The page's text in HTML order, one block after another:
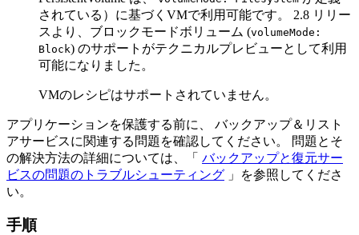
されている）に基づくVMで利用可能です。 2.8 リリー
スより、ブロックモードボリューム (volumeMode:
Block) のサポートがテクニカルプレビューとして利用
可能になりました。
VMのレシピはサポートされていません。
アプリケーションを保護する前に、 バックアップ＆リスト
アサービスに関連する問題を確認してください。 問題とそ
の解決方法の詳細については、「 バックアップと復元サー
ビスの問題のトラブルシューティング 」を参照してくださ
い。
手順